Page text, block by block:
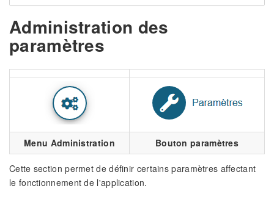
Administration des
paramètres
Menu Administration Bouton paramètres
Cette section permet de définir certains paramètres affectant
le fonctionnement de l'application.